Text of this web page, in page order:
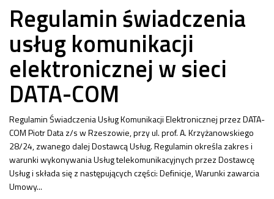
Regulamin świadczenia
usług komunikacji
elektronicznej w sieci
DATA-COM
Regulamin Świadczenia Usług Komunikacji Elektronicznej przez DATA-
COM Piotr Data z/s w Rzeszowie, przy ul. prof. A. Krzyżanowskiego
28/24, zwanego dalej Dostawcą Usług. Regulamin określa zakres i
warunki wykonywania Usług telekomunikacyjnych przez Dostawcę
Usług i składa się z następujących części: Definicje, Warunki zawarcia
Umowy...